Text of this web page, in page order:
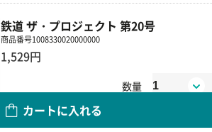
鉄道 ザ・プロジェクト 第20号
商品番号1008330020000000
1,529円
数量
カートに入れる